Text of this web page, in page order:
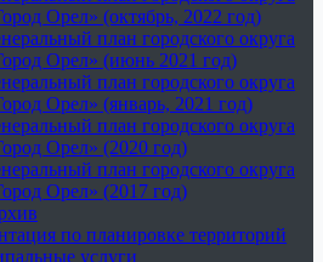
Орел» (октябрь, 2022 год)
план городского округа
Орел» (июнь 2021 год)
план городского округа
Орел» (январь, 2021 год)
план городского округа
Орел» (2020 год)
план городского округа
Орел» (2017 год)
по планировке территорий
услуги